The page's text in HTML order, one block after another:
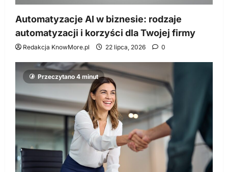
Automatyzacje AI w biznesie: rodzaje
automatyzacji i korzyści dla Twojej firmy
Redakcja KnowMore.pl 22 lipca, 2026 0
Przeczytano 4 minut